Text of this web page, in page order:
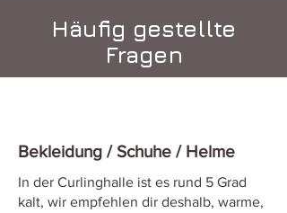
Häufig gestellte
Fragen
Bekleidung / Schuhe / Helme
In der Curlinghalle ist es rund 5 Grad
kalt, wir empfehlen dir deshalb, warme,